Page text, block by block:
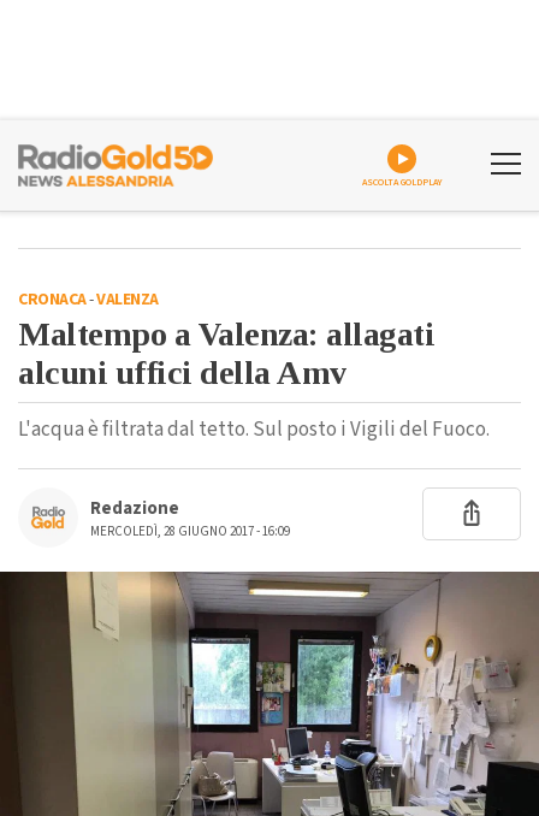
ASCOLTA GOLDPLAY
CRONACA-VALENZA
Maltempo a Valenza: allagati
alcuni uffici della Amv
L'acqua è filtrata dal tetto. Sul posto i Vigili del Fuoco.
Redazione
MERCOLEDÌ, 28 GIUGNO 2017 - 16:09